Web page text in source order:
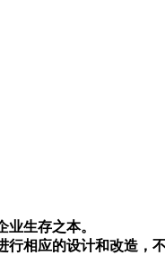
业生存之本。
行相应的设计和改造，